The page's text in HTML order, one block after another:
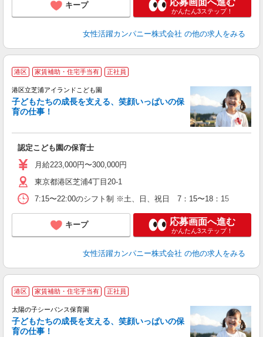
キープ 応募画面へ進む
かんたん3ステップ！
女性活躍カンパニー株式会社 の他の求人をみる
港区 家賃補助・住宅手当有 正社員
港区立芝浦アイランドこども園
子どもたちの成長を支える、笑顔いっぱいの保
育の仕事！
認定こども園の保育士
月給223,000円〜300,000円
東京都港区芝浦4丁目20-1
7:15〜22:00のシフト制 ※土、日、祝日 7：15〜18：15
キープ 応募画面へ進む
かんたん3ステップ！
女性活躍カンパニー株式会社 の他の求人をみる
港区 家賃補助・住宅手当有 正社員
太陽の子シーバンス保育園
子どもたちの成長を支える、笑顔いっぱいの保
育の仕事！